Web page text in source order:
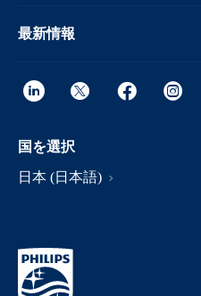
最新情報
国を選択
日本 (日本語)